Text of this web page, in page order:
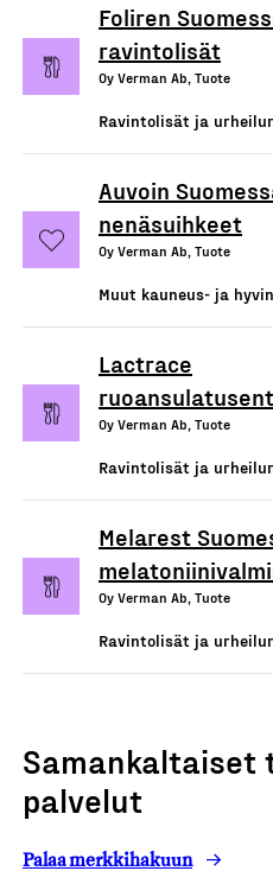
Foliren
ravintolisät
Oy Verman Ab, Tuote
Ravintolisät ja
Auvoin
nenäsuihkeet
Oy Verman Ab, Tuote
Muut kauneus- ja
Lactrace
Oy Verman Ab, Tuote
Ravintolisät ja
Melarest
Oy Verman Ab, Tuote
Ravintolisät ja
palvelut
Palaa merkkihakuun